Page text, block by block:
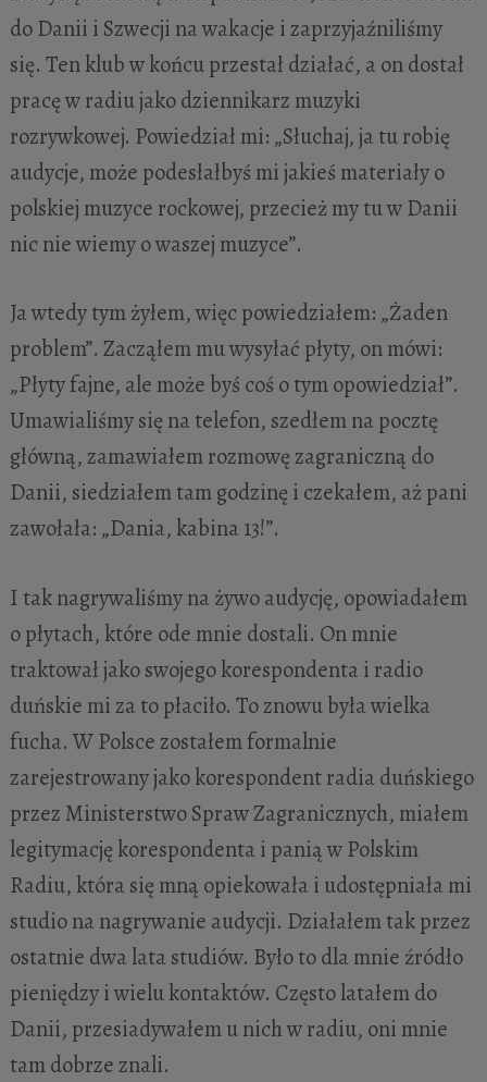
do Danii i Szwecji na wakacje i zaprzyjaźniliśmy
się. Ten klub w końcu przestał działać, a on dostał
pracę w radiu jako dziennikarz muzyki
rozrywkowej. Powiedział mi: „Słuchaj, ja tu robię
audycje, może podesłałbyś mi jakieś materiały o
polskiej muzyce rockowej, przecież my tu w Danii
nic nie wiemy o waszej muzyce”.
Ja wtedy tym żyłem, więc powiedziałem: „Żaden
problem”. Zacząłem mu wysyłać płyty, on mówi:
„Płyty fajne, ale może byś coś o tym opowiedział”.
Umawialiśmy się na telefon, szedłem na pocztę
główną, zamawiałem rozmowę zagraniczną do
Danii, siedziałem tam godzinę i czekałem, aż pani
zawołała: „Dania, kabina 13!”.
I tak nagrywaliśmy na żywo audycję, opowiadałem
o płytach, które ode mnie dostali. On mnie
traktował jako swojego korespondenta i radio
duńskie mi za to płaciło. To znowu była wielka
fucha. W Polsce zostałem formalnie
zarejestrowany jako korespondent radia duńskiego
przez Ministerstwo Spraw Zagranicznych, miałem
legitymację korespondenta i panią w Polskim
Radiu, która się mną opiekowała i udostępniała mi
studio na nagrywanie audycji. Działałem tak przez
ostatnie dwa lata studiów. Było to dla mnie źródło
pieniędzy i wielu kontaktów. Często latałem do
Danii, przesiadywałem u nich w radiu, oni mnie
tam dobrze znali.